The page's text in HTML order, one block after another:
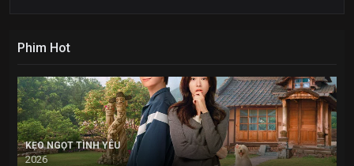
Phim Hot
KẸO NGỌT TÌNH YÊU
2026